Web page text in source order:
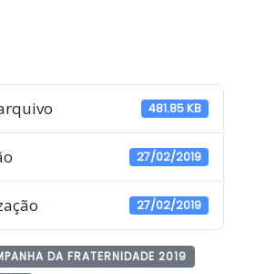
481.85 KB
27/02/2019
27/02/2019
DA FRATERNIDADE 2019